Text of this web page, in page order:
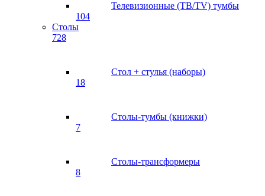
Телевизионные (ТВ/TV) тумбы
104
Столы
728
Стол + стулья (наборы)
18
Столы-тумбы (книжки)
7
Столы-трансформеры
8